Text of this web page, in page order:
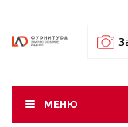
МЕНЮ